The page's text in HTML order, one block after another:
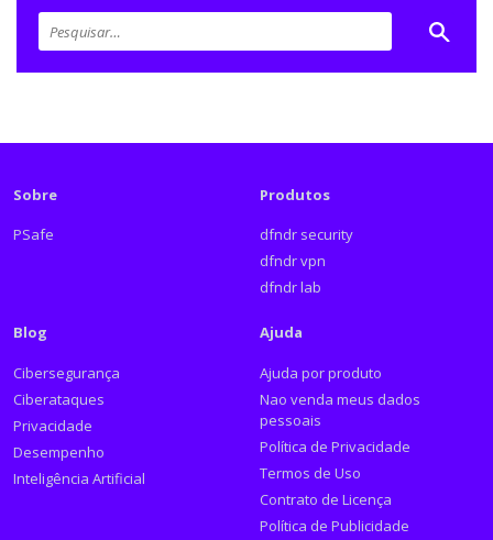
Sobre
PSafe
Produtos
dfndr security
dfndr vpn
dfndr lab
Blog
Cibersegurança
Ciberataques
Privacidade
Desempenho
Inteligência Artificial
Ajuda
Ajuda por produto
Nao venda meus dados
pessoais
Política de Privacidade
Termos de Uso
Contrato de Licença
Política de Publicidade